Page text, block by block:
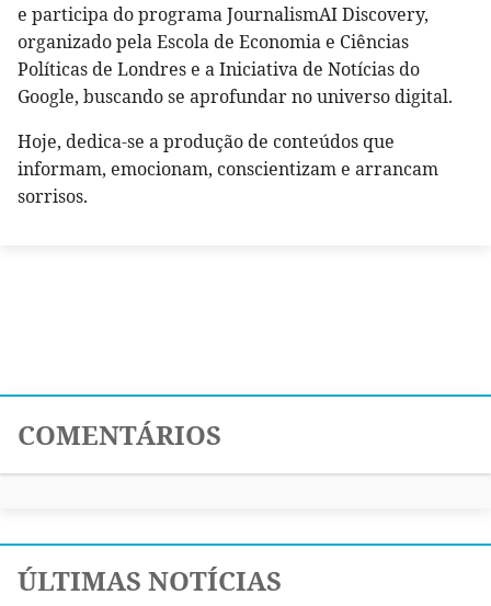
e participa do programa JournalismAI Discovery,
organizado pela Escola de Economia e Ciências
Políticas de Londres e a Iniciativa de Notícias do
Google, buscando se aprofundar no universo digital.
Hoje, dedica-se a produção de conteúdos que
informam, emocionam, conscientizam e arrancam
sorrisos.
COMENTÁRIOS
ÚLTIMAS NOTÍCIAS